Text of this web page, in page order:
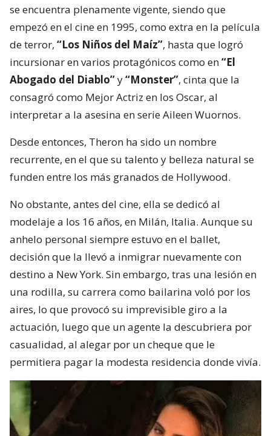
se encuentra plenamente vigente, siendo que
empezó en el cine en 1995, como extra en la película
de terror, “Los Niños del Maíz”, hasta que logró
incursionar en varios protagónicos como en“El
Abogado del Diablo”y“Monster”, cinta que la
consagró como Mejor Actriz en los Oscar, al
interpretar a la asesina en serie Aileen Wuornos.
Desde entonces, Theron ha sido un nombre
recurrente, en el que su talento y belleza natural se
funden entre los más granados de Hollywood.
No obstante, antes del cine, ella se dedicó al
modelaje a los 16 años, en Milán, Italia. Aunque su
anhelo personal siempre estuvo en el ballet,
decisión que la llevó a inmigrar nuevamente con
destino a New York. Sin embargo, tras una lesión en
una rodilla, su carrera como bailarina voló por los
aires, lo que provocó su imprevisible giro a la
actuación, luego que un agente la descubriera por
casualidad, al alegar por un cheque que le
permitiera pagar la modesta residencia donde vivía.